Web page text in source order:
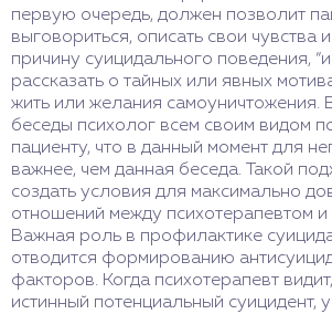
первую очередь, должен позволит
выговориться, описать свои чувства
причину суицидального поведения,
рассказать о тайных или явных
жить или желания самоуничтожения.
беседы психолог всем своим видом
пациенту, что в данный момент для
важнее, чем данная беседа. Такой
создать условия для максимально
отношений между психотерапевтом и
Важная роль в профилактике
отводится формированию
факторов. Когда психотерапевт
истинный потенциальный суицидент,